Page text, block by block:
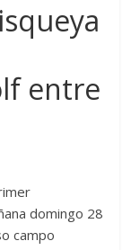
entre
domingo 28
campo